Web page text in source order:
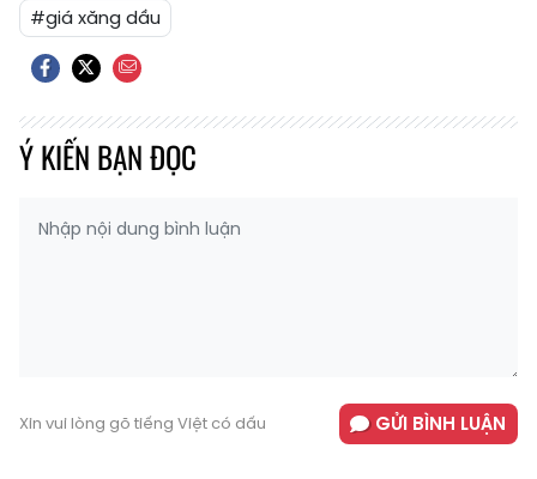
#giá xăng dầu
Ý KIẾN BẠN ĐỌC
Xin vui lòng gõ tiếng Việt có dấu GỬI BÌNH LUẬN